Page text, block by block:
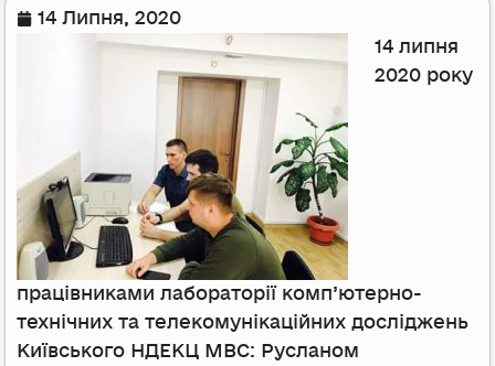
14 Липня, 2020
14 липня
2020 року
працівниками лабораторії комп’ютерно-
технічних та телекомунікаційних досліджень
Київського НДЕКЦ МВС: Русланом